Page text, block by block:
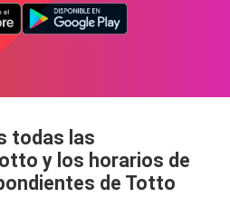
todas las
y los horarios de
de Totto